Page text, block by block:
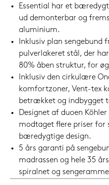
Essential har et
ud demonterbar og
aluminium.
Inklusiv plan sengebund
pulverlakeret stål, der
80% åben struktur, for
Inklusiv den cirkulære
komfortzoner, Vent-tex
betrækket og indbygget
Designet af duoen
modtaget flere priser for
bæredygtige design.
5 års garanti på
madrassen og hele 35
spiralnet og